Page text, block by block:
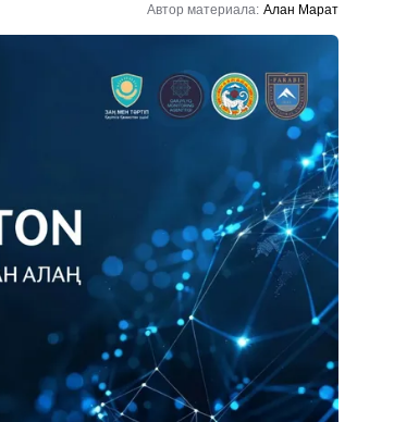
Автор материала: Алан Марат